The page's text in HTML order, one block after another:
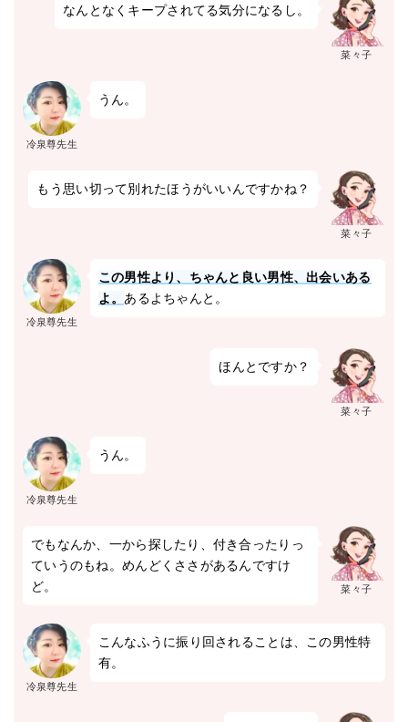
菜々子
なんとなくキープされてる気分になるし。
冷泉尊先生
うん。
菜々子
もう思い切って別れたほうがいいんですかね？
冷泉尊先生
この男性より、ちゃんと良い男性、出会いある
よ。 あるよちゃんと。
菜々子
ほんとですか？
冷泉尊先生
うん。
菜々子
でもなんか、一から探したり、付き合ったりっ
ていうのもね。めんどくささがあるんですけ
ど。
冷泉尊先生
こんなふうに振り回されることは、この男性特
有。